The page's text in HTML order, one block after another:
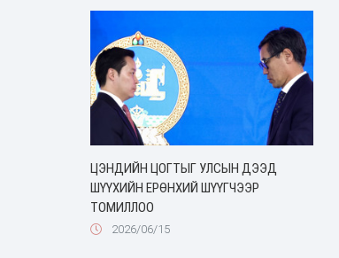
ЦЭНДИЙН ЦОГТЫГ УЛСЫН ДЭЭД
ШҮҮХИЙН ЕРӨНХИЙ ШҮҮГЧЭЭР
ТОМИЛЛОО
2026/06/15